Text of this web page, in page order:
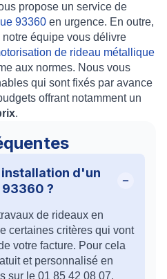
propose un service de
93360 en urgence. En outre,
équipe vous délivre
de rideau métallique
aux normes. Nous vous
qui sont fixés par avance
offrant notamment un
.
d'un
?
de rideaux en
certaines critères qui vont
votre facture. Pour cela
et personnalisé en
sur le 01 85 42 08 07.